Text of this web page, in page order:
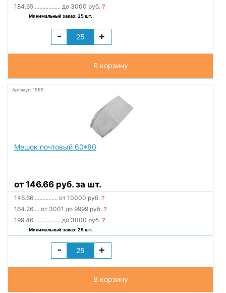
184.65 ................. до 3000 руб.?
Минимальный заказ: 25 шт.
- +
В корзину
Артикул: 1969
Мешок почтовый 60*80
от 146.66 руб. за шт.
146.66 ............... от 10000 руб.?
164.26 ... от 3001 до 9999 руб.?
199.46 ................. до 3000 руб.?
Минимальный заказ: 25 шт.
- +
В корзину